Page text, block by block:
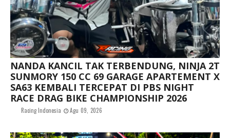
NANDA KANCIL TAK TERBENDUNG, NINJA 2T
SUNMORY 150 CC 69 GARAGE APARTEMENT X
SA63 KEMBALI TERCEPAT DI PBS NIGHT
RACE DRAG BIKE CHAMPIONSHIP 2026
Racing Indonesia Agu 09, 2026